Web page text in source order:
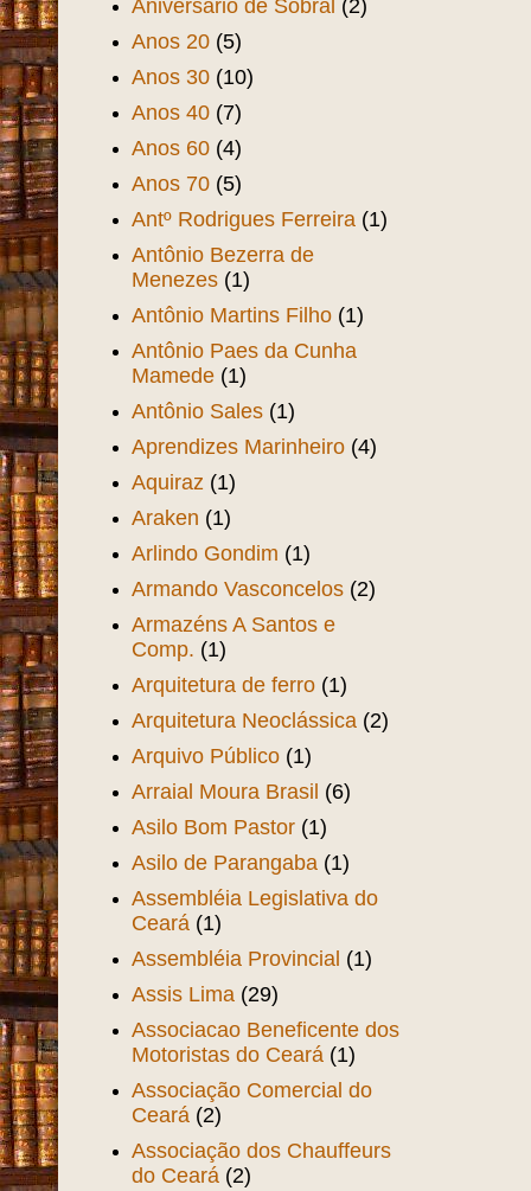
Aniversário de Sobral (2)
Anos 20 (5)
Anos 30 (10)
Anos 40 (7)
Anos 60 (4)
Anos 70 (5)
Antº Rodrigues Ferreira (1)
Antônio Bezerra de
Menezes (1)
Antônio Martins Filho (1)
Antônio Paes da Cunha
Mamede (1)
Antônio Sales (1)
Aprendizes Marinheiro (4)
Aquiraz (1)
Araken (1)
Arlindo Gondim (1)
Armando Vasconcelos (2)
Armazéns A Santos e
Comp. (1)
Arquitetura de ferro (1)
Arquitetura Neoclássica (2)
Arquivo Público (1)
Arraial Moura Brasil (6)
Asilo Bom Pastor (1)
Asilo de Parangaba (1)
Assembléia Legislativa do
Ceará (1)
Assembléia Provincial (1)
Assis Lima (29)
Associacao Beneficente dos
Motoristas do Ceará (1)
Associação Comercial do
Ceará (2)
Associação dos Chauffeurs
do Ceará (2)